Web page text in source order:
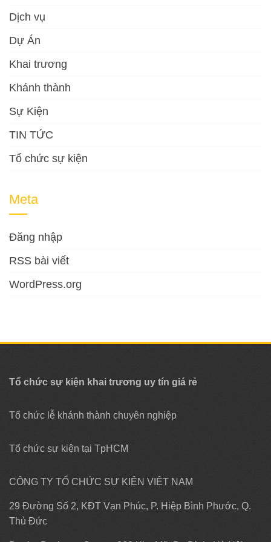
Dịch vụ
Dự Án
Khai trương
Khánh thành
Sự Kiện
TIN TỨC
Tổ chức sự kiện
Meta
Đăng nhập
RSS bài viết
WordPress.org
Tổ chức sự kiện khai trương uy tín giá rẻ
Tổ chức lễ khánh thành chuyên nghiệp
Tổ chức sự kiện tại TpHCM
CÔNG TY TỔ CHỨC SỰ KIỆN VIỆT NAM
29 Đường Số 2, KĐT Vạn Phúc, P. Hiệp Bình Phước, Q.
Thủ Đức